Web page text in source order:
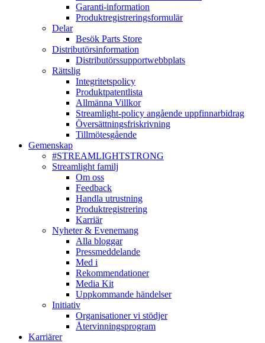
Garanti-information
Produktregistreringsformulär
Delar
Besök Parts Store
Distributörsinformation
Distributörssupportwebbplats
Rättslig
Integritetspolicy
Produktpatentlista
Allmänna Villkor
Streamlight-policy angående uppfinnarbidrag
Översättningsfriskrivning
Tillmötesgående
Gemenskap
#STREAMLIGHTSTRONG
Streamlight familj
Om oss
Feedback
Handla utrustning
Produktregistrering
Karriär
Nyheter & Evenemang
Alla bloggar
Pressmeddelande
Med i
Rekommendationer
Media Kit
Uppkommande händelser
Initiativ
Organisationer vi stödjer
Återvinningsprogram
Karriärer